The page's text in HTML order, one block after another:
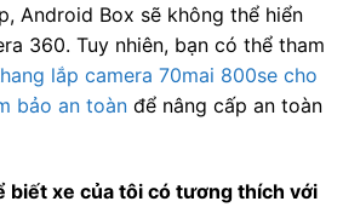
Android Box sẽ không thể hiển
360. Tuy nhiên, bạn có thể tham
lắp camera 70mai 800se cho
bảo an toàn để nâng cấp an toàn
biết xe của tôi có tương thích với